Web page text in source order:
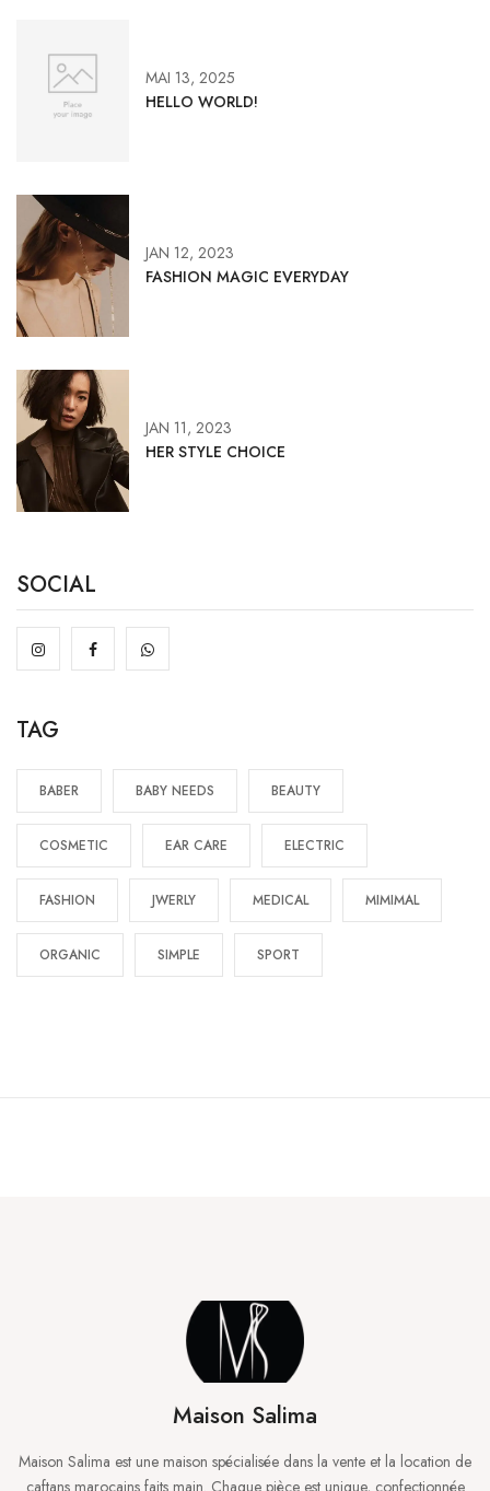
MAI 13, 2025
HELLO WORLD!
JAN 12, 2023
FASHION MAGIC EVERYDAY
JAN 11, 2023
HER STYLE CHOICE
SOCIAL
TAG
BABER BABY NEEDS BEAUTY
COSMETIC EAR CARE ELECTRIC
FASHION JWERLY MEDICAL MIMIMAL
ORGANIC SIMPLE SPORT
Maison Salima
Maison Salima est une maison spécialisée dans la vente et la location de